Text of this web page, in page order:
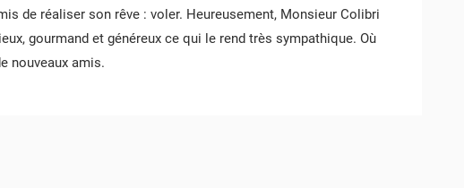
de réaliser son rêve : voler. Heureusement, Monsieur Colibri
gourmand et généreux ce qui le rend très sympathique. Où
nouveaux amis.